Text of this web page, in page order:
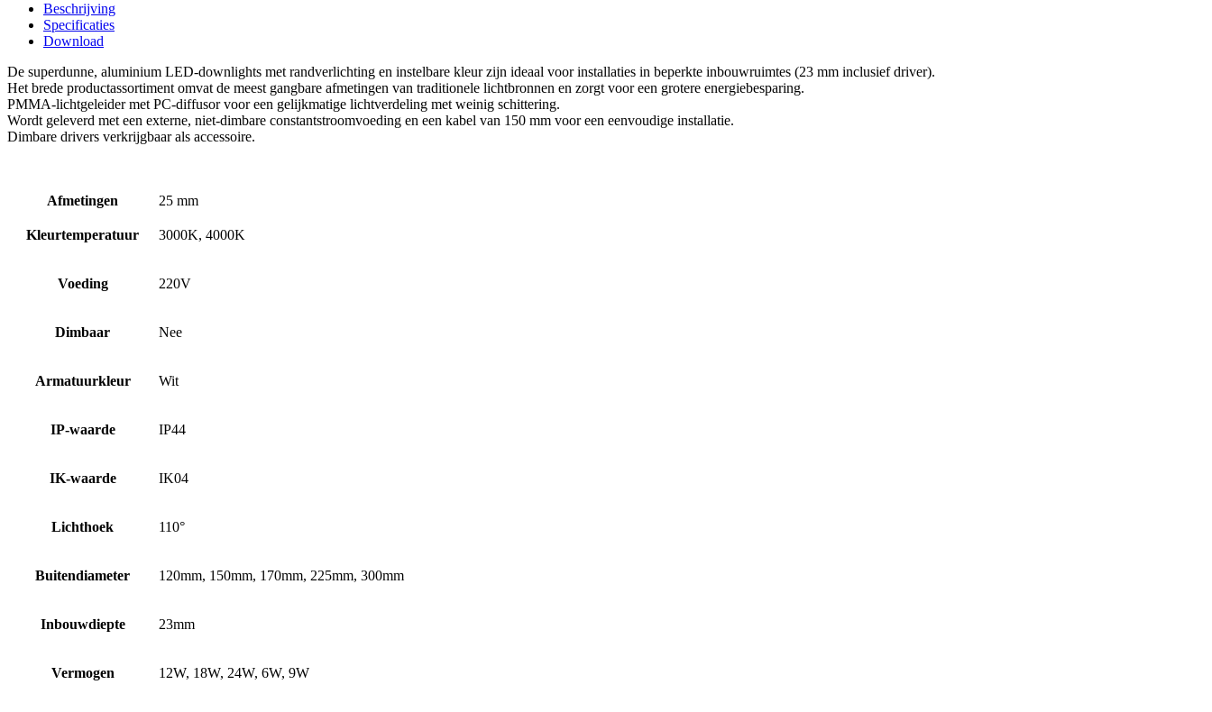
Beschrijving
Specificaties
Download
De superdunne, aluminium LED-downlights met randverlichting en instelbare kleur zijn ideaal voor installaties in beperkte inbouwruimtes (23 mm inclusief driver).
Het brede productassortiment omvat de meest gangbare afmetingen van traditionele lichtbronnen en zorgt voor een grotere energiebesparing.
PMMA-lichtgeleider met PC-diffusor voor een gelijkmatige lichtverdeling met weinig schittering.
Wordt geleverd met een externe, niet-dimbare constantstroomvoeding en een kabel van 150 mm voor een eenvoudige installatie.
Dimbare drivers verkrijgbaar als accessoire.
Afmetingen 25 mm
Kleurtemperatuur 3000K, 4000K
Voeding 220V
Dimbaar Nee
Armatuurkleur Wit
IP-waarde IP44
IK-waarde IK04
Lichthoek 110°
Buitendiameter 120mm, 150mm, 170mm, 225mm, 300mm
Inbouwdiepte 23mm
Vermogen 12W, 18W, 24W, 6W, 9W